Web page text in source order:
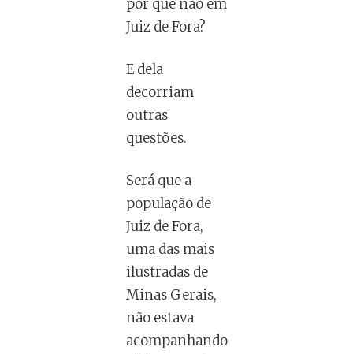
por que não em
Juiz de Fora?
E dela
decorriam
outras
questões.
Será que a
população de
Juiz de Fora,
uma das mais
ilustradas de
Minas Gerais,
não estava
acompanhando